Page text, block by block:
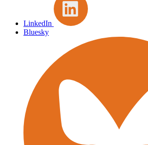
LinkedIn
Bluesky